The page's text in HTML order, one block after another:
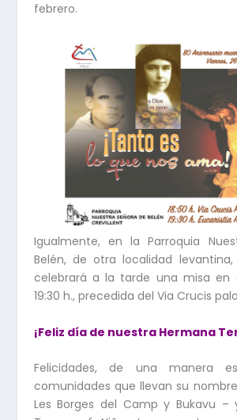
febrero.
Igualmente, en la Parroquia
Belén, de otra localidad levantina,
celebrará a la tarde una misa en
19:30 h., precedida del Via Crucis
¡Feliz día de nuestra Hermana
Felicidades, de una manera
comunidades que llevan su
Les Borges del Camp y Bukavu –